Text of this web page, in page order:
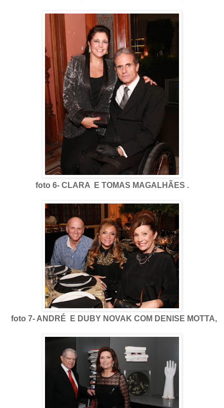
foto 6- CLARA E TOMAS MAGALHÃES .
foto 7- ANDRÉ E DUBY NOVAK COM DENISE MOTTA,